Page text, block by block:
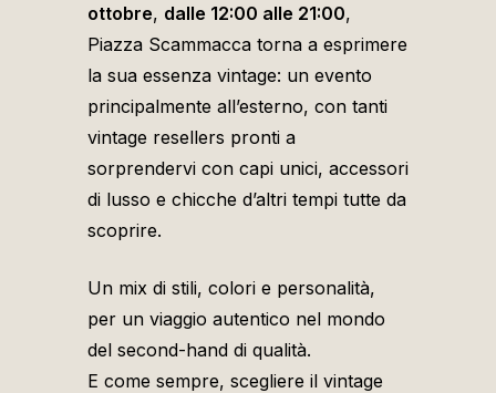
ottobre, dalle 12:00 alle 21:00,
Piazza Scammacca torna a esprimere
la sua essenza vintage: un evento
principalmente all’esterno, con tanti
vintage resellers pronti a
sorprendervi con capi unici, accessori
di lusso e chicche d’altri tempi tutte da
scoprire.
Un mix di stili, colori e personalità,
per un viaggio autentico nel mondo
del second-hand di qualità.
E come sempre, scegliere il vintage